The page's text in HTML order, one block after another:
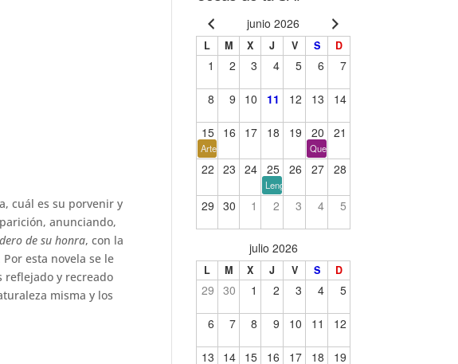
cuál es su porvenir y
anunciando,
de su honra, con la
esta novela se le
reflejado y recreado
misma y los
junio 2026
L M X J V S D
1 2 3 4 5 6 7
8 9 10 11 12 13 14
15 16 17 18 19 20 21
Arte y filosofía Que cien años no es nada
22 23 24 25 26 27 28
Lengua y tiempo
29 30 1 2 3 4 5
julio 2026
L M X J V S D
29 30 1 2 3 4 5
6 7 8 9 10 11 12
13 14 15 16 17 18 19